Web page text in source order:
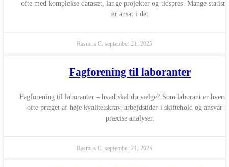
ofte med komplekse datasæt, lange projekter og tidspres. Mange
er ansat i det
Rasmus C. september 21, 2025
Fagforening til laboranter
Fagforening til laboranter – hvad skal du vælge? Som laborant er
ofte præget af høje kvalitetskrav, arbejdstider i skiftehold og ansvar
præcise analyser.
Rasmus C. september 21, 2025